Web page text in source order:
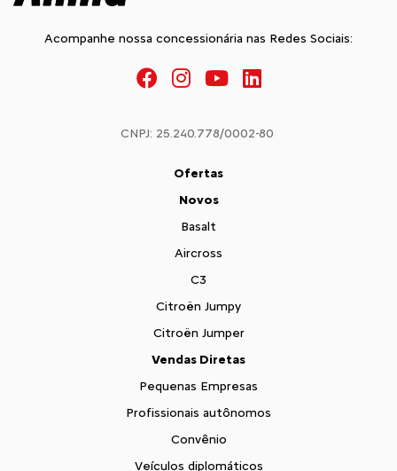
Acompanhe nossa concessionária nas Redes Sociais:
CNPJ: 25.240.778/0002-80
Ofertas
Novos
Basalt
Aircross
C3
Citroën Jumpy
Citroën Jumper
Vendas Diretas
Pequenas Empresas
Profissionais autônomos
Convênio
Veículos diplomáticos